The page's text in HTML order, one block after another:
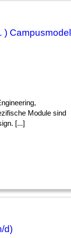
) Campusmodell
Module sind
[...]
d)